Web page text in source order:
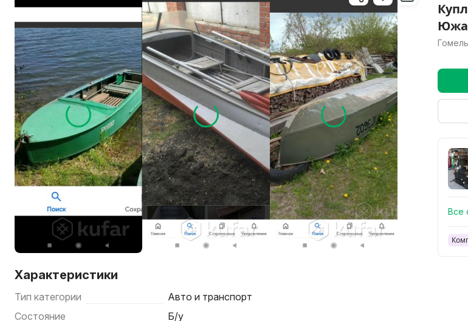
Характеристики
Тип категории
Авто и транспорт
Состояние
Б/у
Все